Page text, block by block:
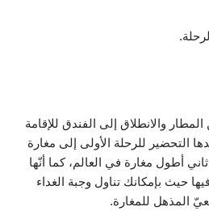
والانطلاق إلى الفندق للإقامة
التحضير للرحلة الأولى إلى مغارة
أطول مغارة في العالم، كما أنّها
حيث بإمكانك تناول وجبة الغداء
المذهل للمغارة.